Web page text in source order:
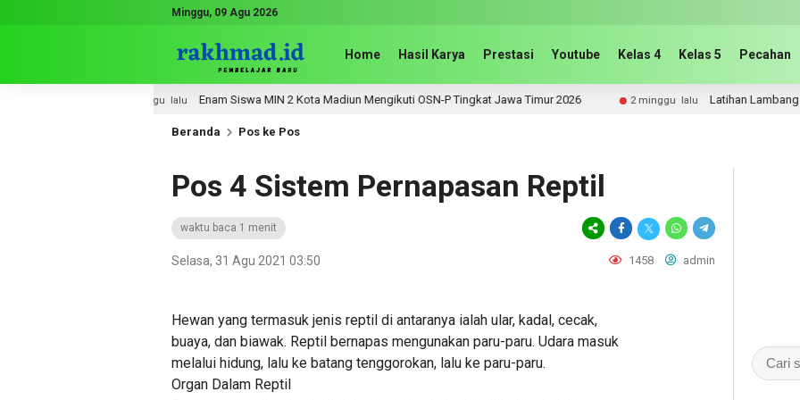
Minggu, 09 Agu 2026
Home Hasil Karya Prestasi Youtube Kelas 4 Kelas 5 Pecahan
Enam Siswa MIN 2 Kota Madiun Mengikuti OSN-P Tingkat Jawa Timur 2026 2 minggu lalu Latihan Lambang Bilangan
Beranda Pos ke Pos
Pos 4 Sistem Pernapasan Reptil
waktu baca 1 menit
Selasa, 31 Agu 2021 03:50 1458 admin
Hewan yang termasuk jenis reptil di antaranya ialah ular, kadal, cecak,
buaya, dan biawak. Reptil bernapas mengunakan paru-paru. Udara masuk
melalui hidung, lalu ke batang tenggorokan, lalu ke paru-paru.
Organ Dalam Reptil